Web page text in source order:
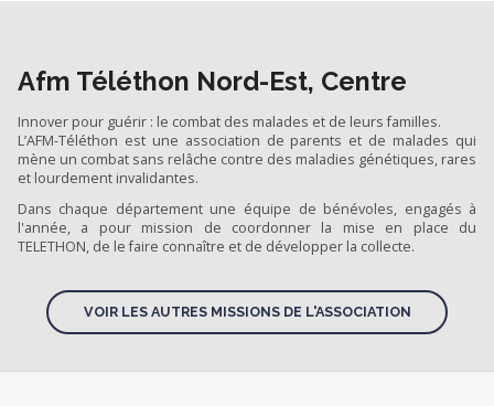
Afm Téléthon Nord-Est, Centre
Innover pour guérir : le combat des malades et de leurs familles.
L’AFM-Téléthon est une association de parents et de malades qui
mène un combat sans relâche contre des maladies génétiques, rares
et lourdement invalidantes.
Dans chaque département une équipe de bénévoles, engagés à
l'année, a pour mission de coordonner la mise en place du
TELETHON, de le faire connaître et de développer la collecte.
VOIR LES AUTRES MISSIONS DE L'ASSOCIATION